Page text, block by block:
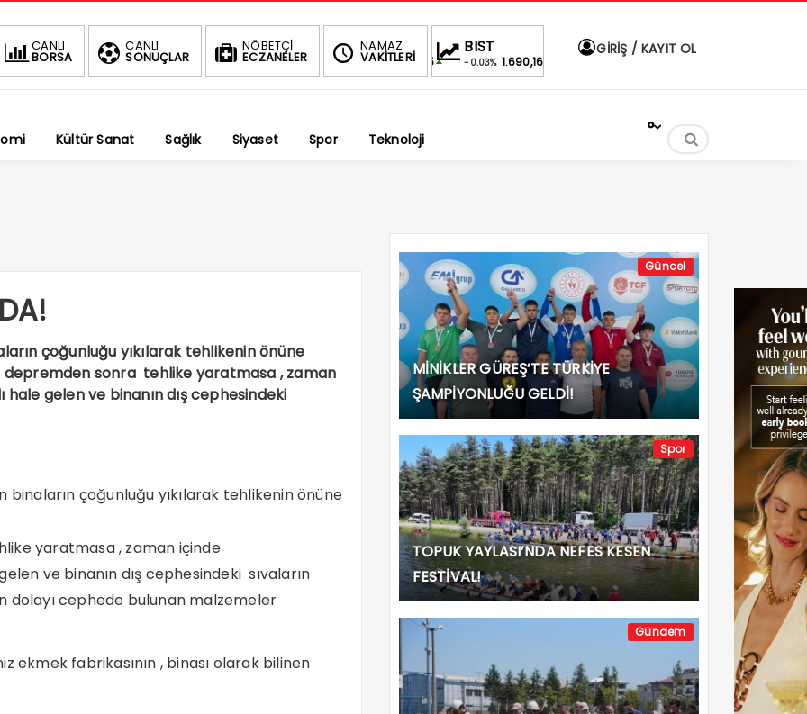
CANLI
BORSA
CANLI
SONUÇLAR
NÖBETÇİ
ECZANELER
NAMAZ
VAKİTLERİ
BIST
-0.03% 1.690,16
DOLAR
% 47,6787
EURO
% 55,1254
ALTIN
%2,59 6,660,55
BIST
-0.03% 1.690,16
DOLAR EURO
GİRİŞ / KAYIT OL
Kültür Sanat Sağlık Siyaset Spor Teknoloji
°
çoğunluğu yıkılarak tehlikenin önüne
depremden sonra tehlike yaratmasa , zaman
hale gelen ve binanın dış cephesindeki
çoğunluğu yıkılarak tehlikenin önüne
yaratmasa , zaman içinde
ve binanın dış cephesindeki sıvaların
dolayı cephede bulunan malzemeler
ekmek fabrikasının , binası olarak bilinen
Güncel
MİNİKLER GÜREŞ’TE TÜRKİYE
ŞAMPİYONLUĞU GELDİ!
Spor
TOPUK YAYLASI’NDA NEFES KESEN
FESTİVAL!
Gündem